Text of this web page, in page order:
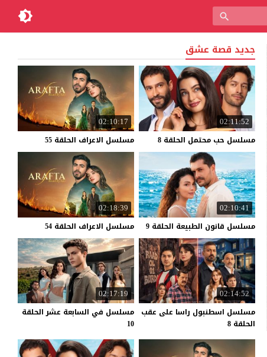
جديد قصة عشق
02:11:52
مسلسل حب محتمل الحلقة 8
02:10:17
مسلسل الاعراف الحلقة 55
02:10:41
مسلسل قانون الطبيعة الحلقة 9
02:18:39
مسلسل الاعراف الحلقة 54
02:14:52
مسلسل اسطنبول راسا على عقب
الحلقة 8
02:17:19
مسلسل في السابعة عشر الحلقة
10